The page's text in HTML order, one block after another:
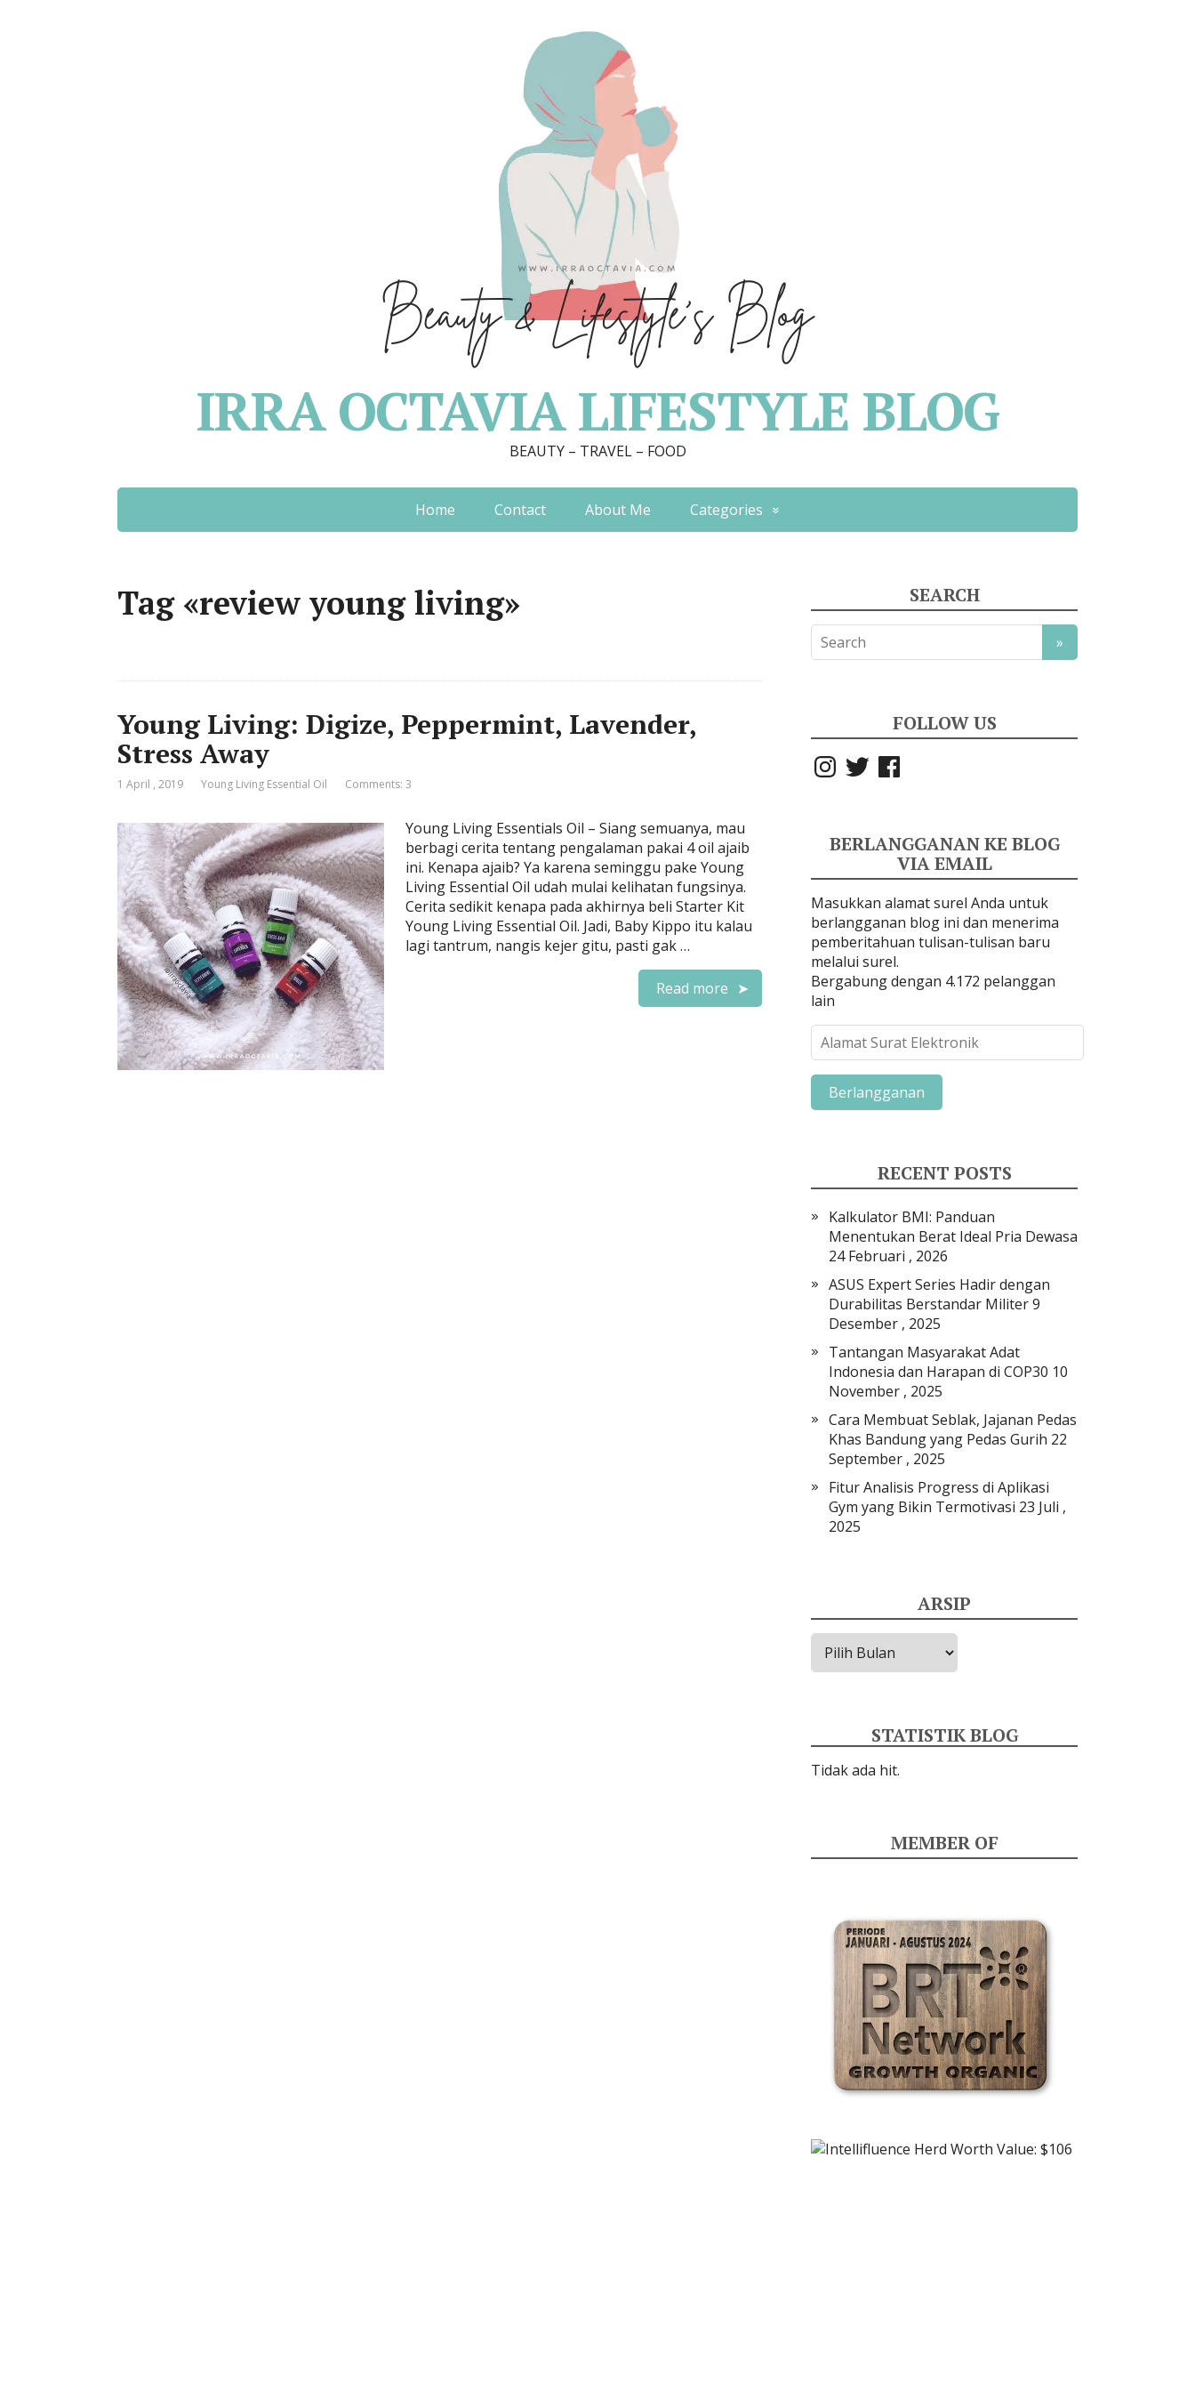
IRRA OCTAVIA LIFESTYLE BLOG
BEAUTY – TRAVEL – FOOD
Home Contact About Me Categories
Tag «review young living»
Young Living: Digize, Peppermint, Lavender,
Stress Away
1 April , 2019 Young Living Essential Oil Comments: 3
Young Living Essentials Oil – Siang semuanya, mau
berbagi cerita tentang pengalaman pakai 4 oil ajaib
ini. Kenapa ajaib? Ya karena seminggu pake Young
Living Essential Oil udah mulai kelihatan fungsinya.
Cerita sedikit kenapa pada akhirnya beli Starter Kit
Young Living Essential Oil. Jadi, Baby Kippo itu kalau
lagi tantrum, nangis kejer gitu, pasti gak …
Read more
SEARCH
FOLLOW US
Instagram
TwitterFacebook
BERLANGGANAN KE BLOG
VIA EMAIL
Masukkan alamat surel Anda untuk
berlangganan blog ini dan menerima
pemberitahuan tulisan-tulisan baru
melalui surel.
Bergabung dengan 4.172 pelanggan
lain
l
a
a
r
a
e
r
k
RECENT POSTS
Kalkulator BMI: Panduan
Menentukan Berat Ideal Pria Dewasa
24 Februari , 2026
ASUS Expert Series Hadir dengan
Durabilitas Berstandar Militer9
Desember , 2025
Tantangan Masyarakat Adat
Indonesia dan Harapan di COP30 10
November , 2025
Cara Membuat Seblak, Jajanan Pedas
Khas Bandung yang Pedas Gurih 22
September , 2025
Fitur Analisis Progress di Aplikasi
Gym yang Bikin Termotivasi 23 Juli ,
2025
ARSIP
Arsip
STATISTIK BLOG
Tidak ada hit.
MEMBER OF